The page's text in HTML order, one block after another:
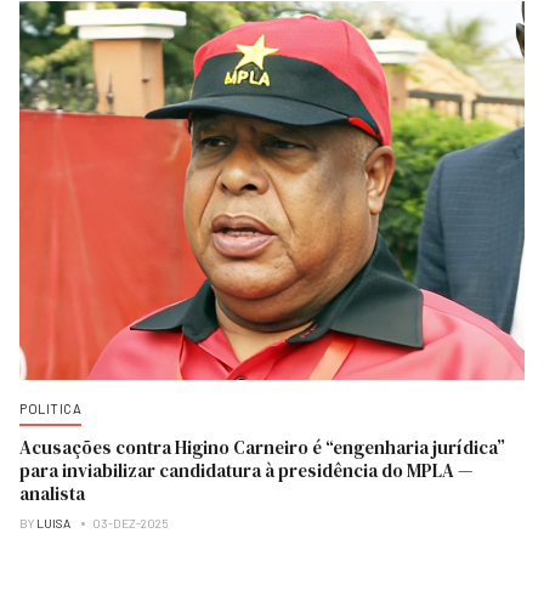
POLITICA
Acusações contra Higino Carneiro é “engenharia jurídica”
para inviabilizar candidatura à presidência do MPLA —
analista
BY LUISA 03-DEZ-2025